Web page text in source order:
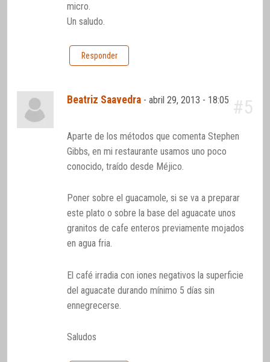
micro.
Un saludo.
Responder
Beatriz Saavedra -abril 29, 2013 - 18:05 #5
Aparte de los métodos que comenta Stephen
Gibbs, en mi restaurante usamos uno poco
conocido, traído desde Méjico.
Poner sobre el guacamole, si se va a preparar
este plato o sobre la base del aguacate unos
granitos de cafe enteros previamente mojados
en agua fria.
El café irradia con iones negativos la superficie
del aguacate durando mínimo 5 días sin
ennegrecerse.
Saludos